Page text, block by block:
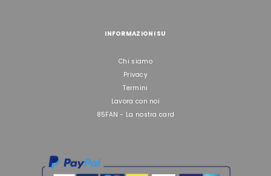
INFORMAZIONI SU
Chi siamo
Privacy
Termini
Lavora con noi
85FAN - La nostra card